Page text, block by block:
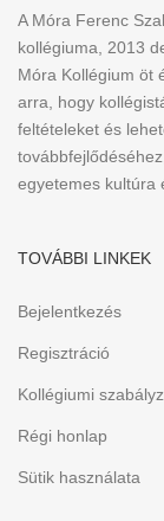
A Móra Ferenc
kollégiuma, 2013
Móra Kollégium öt
arra, hogy
feltételeket és
egyetemes kultúra
TOVÁBBI LINKEK
Bejelentkezés
Regisztráció
Kollégiumi
Régi honlap
Sütik használata